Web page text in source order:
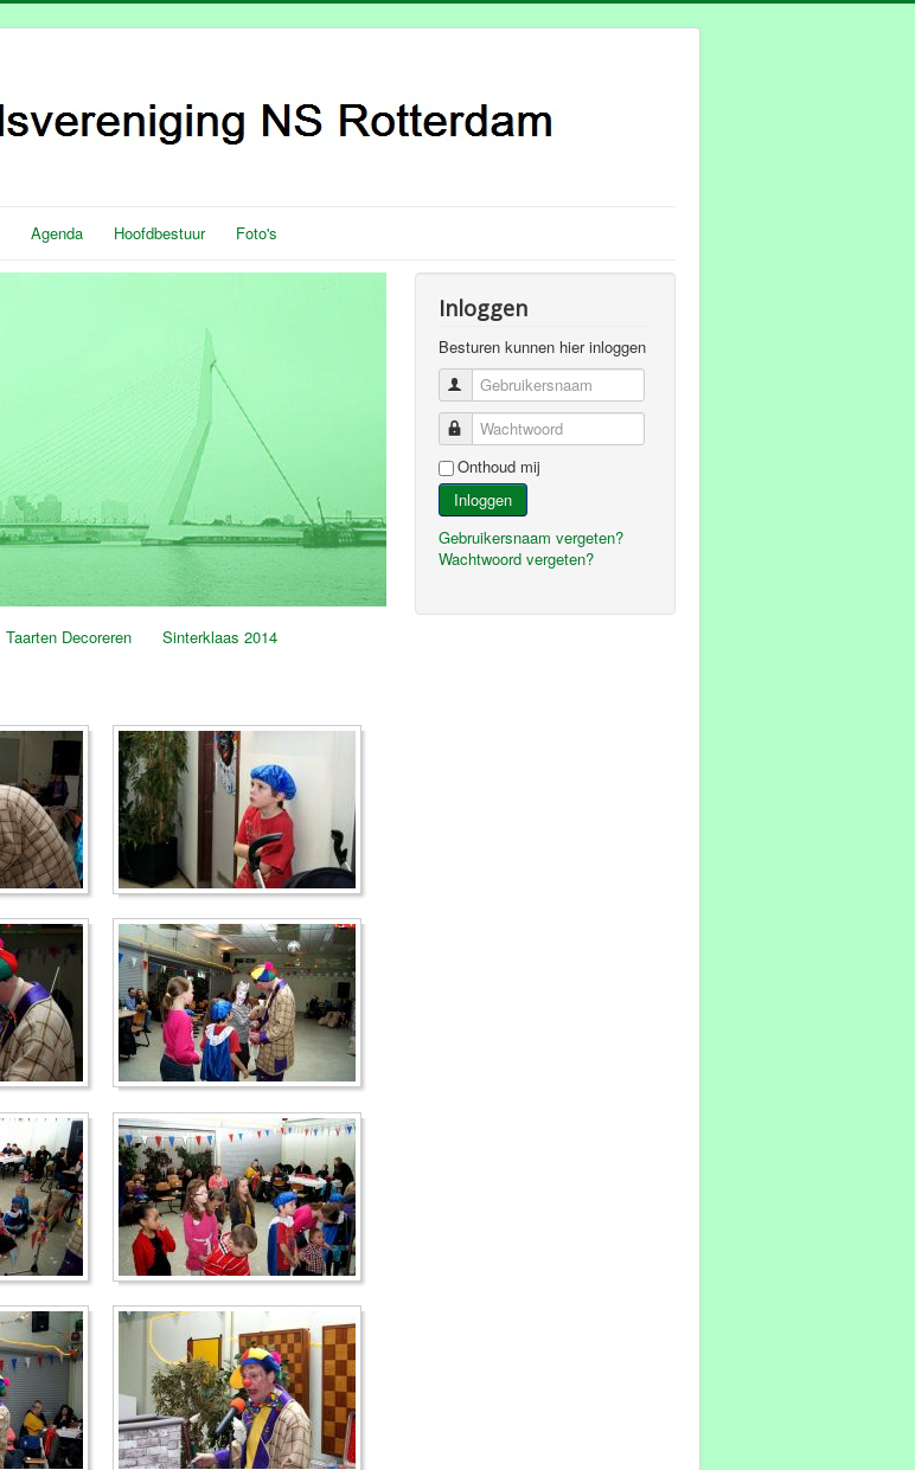
Agenda Hoofdbestuur Foto's
Taarten Decoreren
Sinterklaas 2014
Inloggen
Besturen kunnen hier inloggen
Gebruikersnaam
Wachtwoord
Onthoud mij
Inloggen
Gebruikersnaam vergeten?
Wachtwoord vergeten?